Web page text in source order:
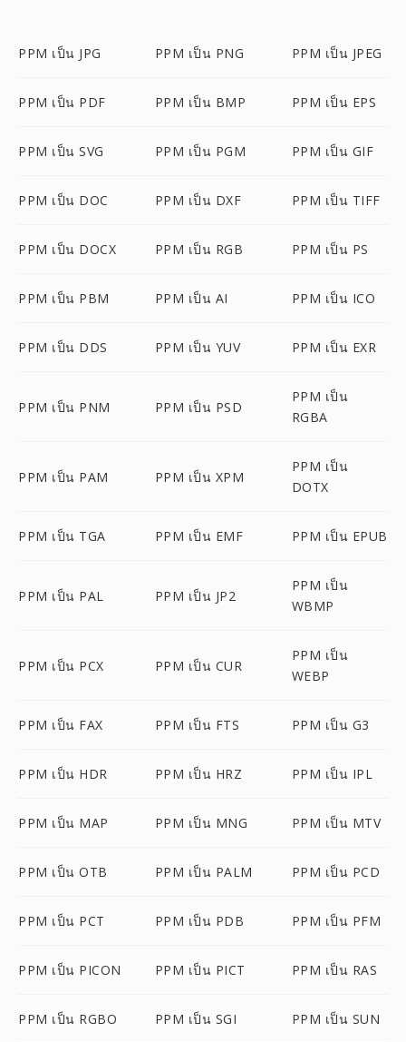
PPM เป็น JPG PPM เป็น PNG PPM เป็น JPEG
PPM เป็น PDF PPM เป็น BMP PPM เป็น EPS
PPM เป็น SVG PPM เป็น PGM PPM เป็น GIF
PPM เป็น DOC PPM เป็น DXF PPM เป็น TIFF
PPM เป็น DOCX PPM เป็น RGB PPM เป็น PS
PPM เป็น PBM PPM เป็น AI PPM เป็น ICO
PPM เป็น DDS PPM เป็น YUV PPM เป็น EXR
PPM เป็น PNM PPM เป็น PSD
PPM เป็น
RGBA
PPM เป็น PAM PPM เป็น XPM
PPM เป็น
DOTX
PPM เป็น TGA PPM เป็น EMF PPM เป็น EPUB
PPM เป็น PAL PPM เป็น JP2
PPM เป็น
WBMP
PPM เป็น PCX PPM เป็น CUR
PPM เป็น
WEBP
PPM เป็น FAX PPM เป็น FTS PPM เป็น G3
PPM เป็น HDR PPM เป็น HRZ PPM เป็น IPL
PPM เป็น MAP PPM เป็น MNG PPM เป็น MTV
PPM เป็น OTB PPM เป็น PALM PPM เป็น PCD
PPM เป็น PCT PPM เป็น PDB PPM เป็น PFM
PPM เป็น PICON PPM เป็น PICT PPM เป็น RAS
PPM เป็น RGBO PPM เป็น SGI PPM เป็น SUN